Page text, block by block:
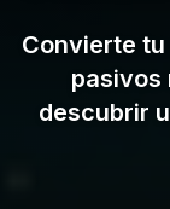
Convierte
pasivos
descubrir